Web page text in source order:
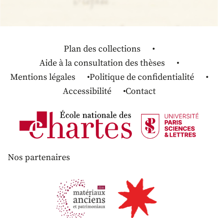
Plan des collections
Aide à la consultation des thèses
Mentions légales
Politique de confidentialité
Accessibilité
Contact
Nos partenaires